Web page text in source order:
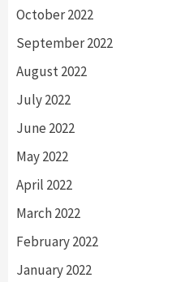
October 2022
September 2022
August 2022
July 2022
June 2022
May 2022
April 2022
March 2022
February 2022
January 2022